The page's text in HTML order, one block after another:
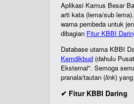
Aplikasi Kamus Besar
arti kata (lema/sub
warna pembeda untuk
dibagian Fitur KBBI
Database utama KBBI
Kemdikbud (dahulu
Eksternal". Semoga
pranala/tautan (link)
✔ Fitur KBBI Daring